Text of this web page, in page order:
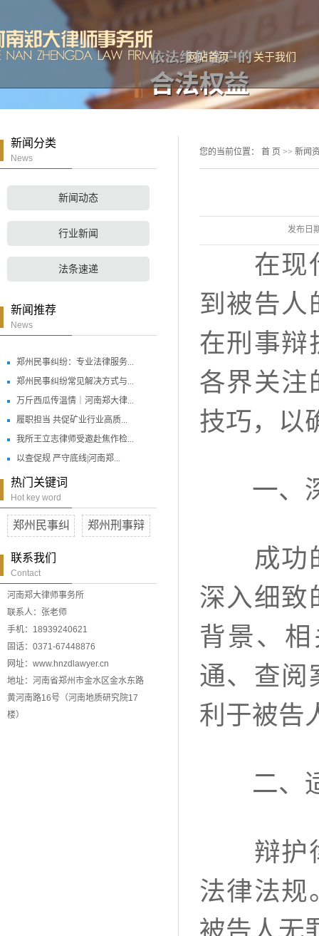
网站首页 关于我们
公司简介
联系我们
新闻分类
News
新闻动态
行业新闻
法条速递
新闻推荐
News
郑州民事纠纷：专业法律服务...
郑州民事纠纷常见解决方式与...
万斤西瓜传温情｜河南郑大律...
履职担当 共促矿业行业高质...
我所王立志律师受邀赴焦作检...
以查促规 严守底线|河南郑...
热门关键词
Hot key word
郑州民事纠 郑州刑事辩
联系我们
Contact
河南郑大律师事务所
联系人：张老师
手机：18939240621
固话：0371-67448876
网址：www.hnzdlawyer.cn
地址：河南省郑州市金水区金水东路
黄河南路16号（河南地质研究院17
楼）
您的当前位置： 首 页 >> 新闻
发布日
在现代
到被告人
在刑事辩
各界关注
技巧，以
一、深
成功的
深入细致
背景、
通、查阅
利于被告
二、适
辩护律
法律法规